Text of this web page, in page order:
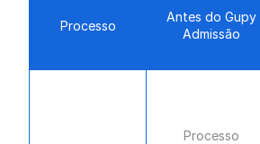
Processo
Antes do Gupy
Admissão
Processo